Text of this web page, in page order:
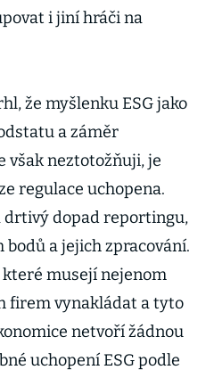
i jiní hráči na
že myšlenku ESG jako
a záměr
však neztotožňuji, je
regulace uchopena.
drtivý dopad reportingu,
a jejich zpracování.
které musejí nejenom
firem vynakládat a tyto
netvoří žádnou
uchopení ESG podle